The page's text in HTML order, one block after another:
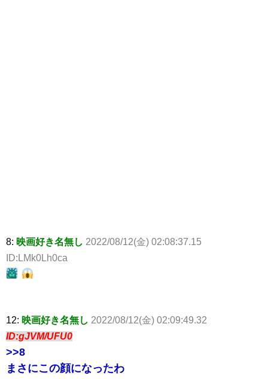
8: 映画好き名無し 2022/08/12(金) 02:08:37.15
ID:LMk0Lh0ca
12: 映画好き名無し 2022/08/12(金) 02:09:49.32
ID:gJVM/UFU0
>>8
まさにこの顔になったわ